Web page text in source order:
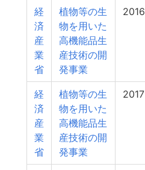
経
済
産
業
省
植物等の生
物を用いた
高機能品生
産技術の開
発事業
2016
経
済
産
業
省
植物等の生
物を用いた
高機能品生
産技術の開
発事業
2017